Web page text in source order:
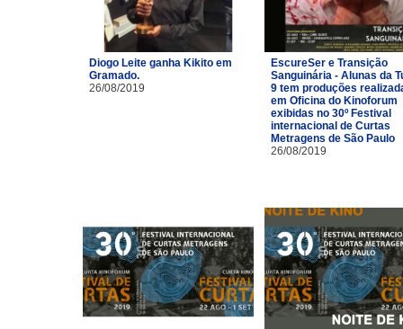
Diogo Leite ganha Kikito em
Gramado.
26/08/2019
EscureSer e Transição
Sanguinária - Alunas da
9 tem produções
em Oficina do Kinoforum
exibidas no 30º Festival
internacional de Curtas
Metragens de São Paulo
26/08/2019